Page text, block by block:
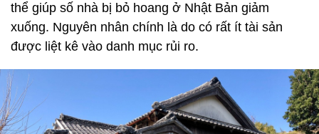
thể giúp số nhà bị bỏ hoang ở Nhật Bản giảm
xuống. Nguyên nhân chính là do có rất ít tài sản
được liệt kê vào danh mục rủi ro.